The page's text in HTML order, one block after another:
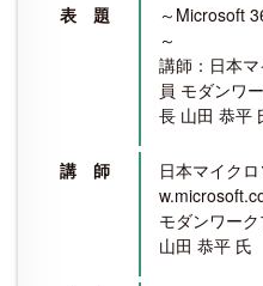
表 題
～Microsoft
～
講師：日本
員 モダンワ
長 山田 恭平
講 師
日本マイク
モダンワー
山田 恭平 氏